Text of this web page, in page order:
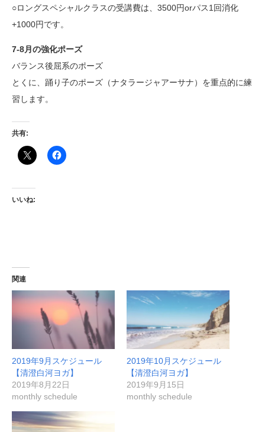
○ロングスペシャルクラスの受講費は、3500円orパス1回消化
+1000円です。
7-8月の強化ポーズ
バランス後屈系のポーズ
とくに、踊り子のポーズ（ナタラージャアーサナ）を重点的に練
習します。
共有:
いいね:
関連
2019年9月スケジュール
【清澄白河ヨガ】
2019年8月22日
monthly schedule
2019年10月スケジュール
【清澄白河ヨガ】
2019年9月15日
monthly schedule